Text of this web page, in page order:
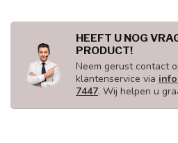
HEEFT U NOG
PRODUCT!
Neem gerust contact
klantenservice via
7447. Wij helpen u